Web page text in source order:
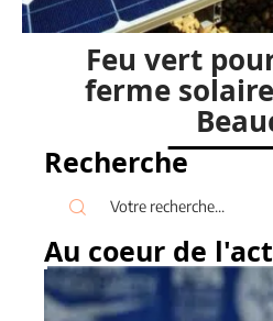
Feu vert
ferme solaire
Recherche
Au coeur de